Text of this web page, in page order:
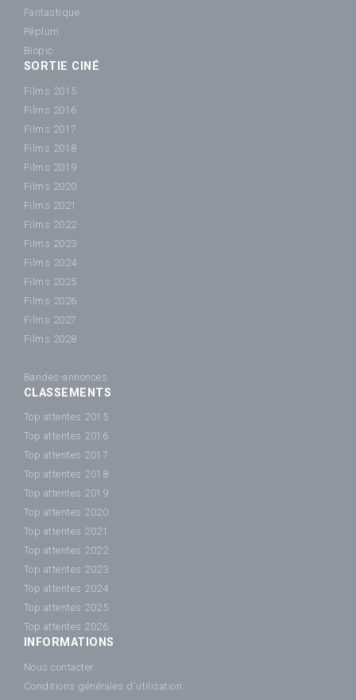
Fantastique
Péplum
Biopic
SORTIE CINÉ
Films 2015
Films 2016
Films 2017
Films 2018
Films 2019
Films 2020
Films 2021
Films 2022
Films 2023
Films 2024
Films 2025
Films 2026
Films 2027
Films 2028
Bandes-annonces
CLASSEMENTS
Top attentes 2015
Top attentes 2016
Top attentes 2017
Top attentes 2018
Top attentes 2019
Top attentes 2020
Top attentes 2021
Top attentes 2022
Top attentes 2023
Top attentes 2024
Top attentes 2025
Top attentes 2026
INFORMATIONS
Nous contacter
Conditions générales d'utilisation